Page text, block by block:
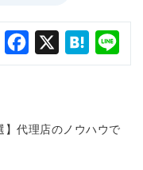
Facebook Hatena
】代理店のノウハウで